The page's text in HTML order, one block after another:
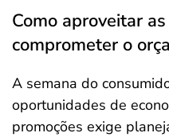
Como aproveitar
comprometer o
A semana do
oportunidades de
promoções exige